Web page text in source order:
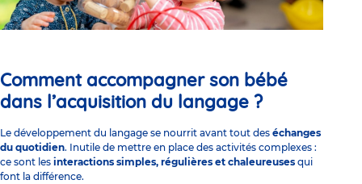
Comment accompagner son bébé
dans l’acquisition du langage ?
Le développement du langage se nourrit avant tout des échanges
du quotidien. Inutile de mettre en place des activités complexes :
ce sont les interactions simples, régulières et chaleureuses qui
font la différence.